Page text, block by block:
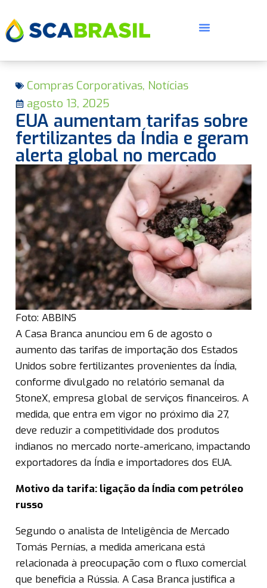
Compras Corporativas, Notícias
agosto 13, 2025
EUA aumentam tarifas sobre
fertilizantes da Índia e geram
alerta global no mercado
Foto: ABBINS
A Casa Branca anunciou em 6 de agosto o
aumento das tarifas de importação dos Estados
Unidos sobre fertilizantes provenientes da Índia,
conforme divulgado no relatório semanal da
StoneX, empresa global de serviços financeiros. A
medida, que entra em vigor no próximo dia 27,
deve reduzir a competitividade dos produtos
indianos no mercado norte-americano, impactando
exportadores da Índia e importadores dos EUA.
Motivo da tarifa: ligação da Índia com petróleo
russo
Segundo o analista de Inteligência de Mercado
Tomás Pernías, a medida americana está
relacionada à preocupação com o fluxo comercial
que beneficia a Rússia. A Casa Branca justifica a